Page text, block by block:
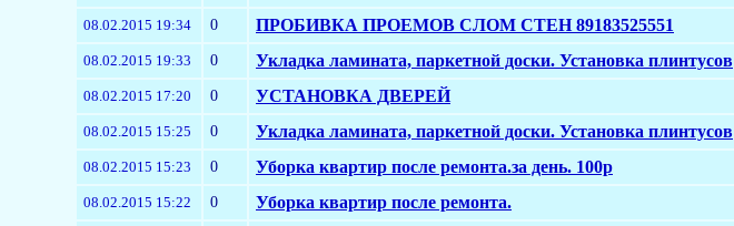
08.02.2015 19:34 0 ПРОБИВКА ПРОЕМОВ СЛОМ СТЕН 89183525551
08.02.2015 19:33 0 Укладка ламината, паркетной доски. Установка плинтусов
08.02.2015 17:20 0 УСТАНОВКА ДВЕРЕЙ
08.02.2015 15:25 0 Укладка ламината, паркетной доски. Установка плинтусов
08.02.2015 15:23 0 Уборка квартир после ремонта.за день. 100р
08.02.2015 15:22 0 Уборка квартир после ремонта.